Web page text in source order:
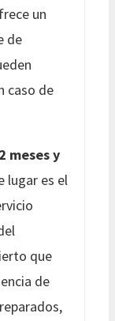
un
de
caso de
meses y
lugar es el
que
de